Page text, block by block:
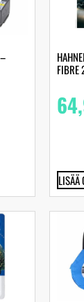
LISÄÄ